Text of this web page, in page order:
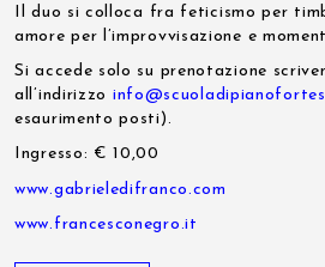
Il duo si colloca fra feticismo per
amore per l’improvvisazione e
Si accede solo su prenotazione
all’indirizzo
esaurimento posti).
Ingresso: € 10,00
www.gabrieledifranco.com
www.francesconegro.it